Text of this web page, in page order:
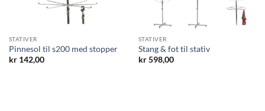
STATIVER
Pinnesol til s200 med stopper
kr142,00
STATIVER
Stang & fot til stativ
kr598,00